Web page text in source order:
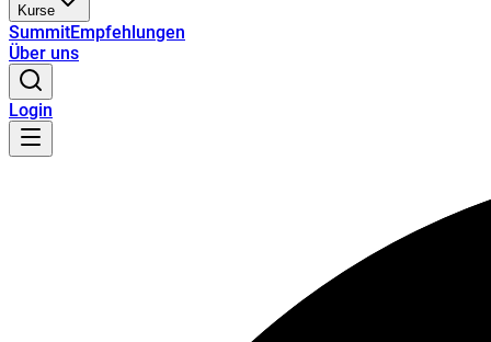
Kurse
SummitEmpfehlungen
Über uns
Login